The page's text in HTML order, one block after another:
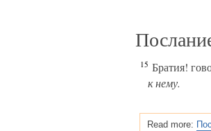
15 Братия!
к нему.
Read more: